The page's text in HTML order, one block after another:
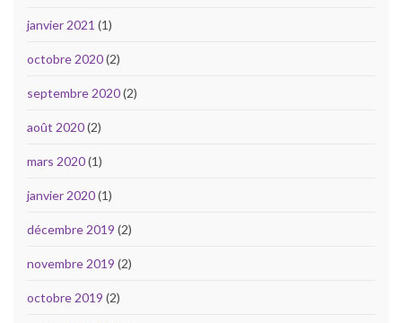
janvier 2021 (1)
octobre 2020(2)
septembre 2020(2)
août 2020(2)
mars 2020(1)
janvier 2020(1)
décembre 2019 (2)
novembre 2019 (2)
octobre 2019 (2)